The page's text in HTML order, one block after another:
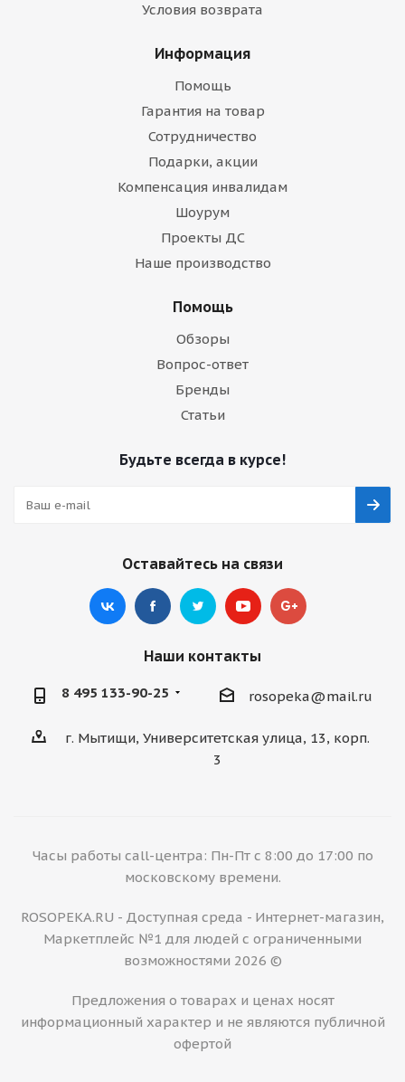
Условия возврата
Информация
Помощь
Гарантия на товар
Сотрудничество
Подарки, акции
Компенсация инвалидам
Шоурум
Проекты ДС
Наше производство
Помощь
Обзоры
Вопрос-ответ
Бренды
Статьи
Будьте всегда в курсе!
Оставайтесь на связи
Наши контакты
8 495 133-90-25 rosopeka@mail.ru
г. Мытищи, Университетская улица, 13, корп.
3
Часы работы call-центра: Пн-Пт с 8:00 до 17:00 по
московскому времени.
ROSOPEKA.RU - Доступная среда - Интернет-магазин,
Маркетплейс №1 для людей с ограниченными
возможностями 2026 ©
Предложения о товарах и ценах носят
информационный характер и не являются публичной
офертой